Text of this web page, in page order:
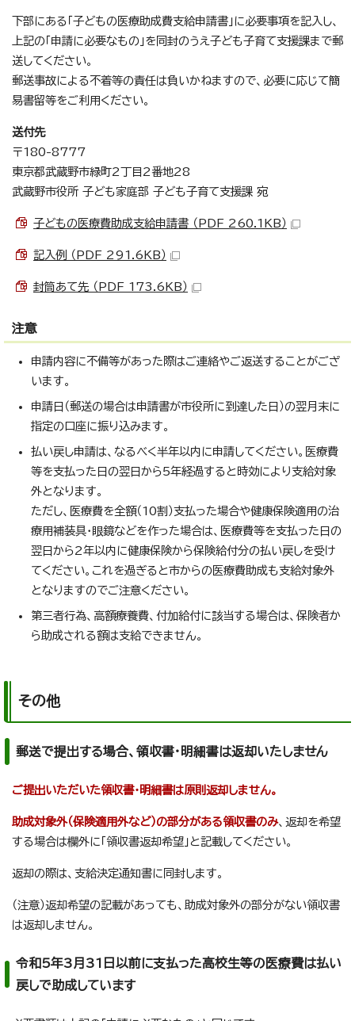
下部にある「子どもの医療助成費支給申請書」に必要事項を記入し、
上記の「申請に必要なもの」を同封のうえ子ども子育て支援課まで郵
送してください。
郵送事故による不着等の責任は負いかねますので、必要に応じて簡
易書留等をご利用ください。
送付先
〒180-8777
東京都武蔵野市緑町2丁目2番地28
武蔵野市役所 子ども家庭部 子ども子育て支援課 宛
子どもの医療費助成支給申請書 （PDF 260.1KB）
記入例 （PDF 291.6KB）
封筒あて先 （PDF 173.6KB）
注意
申請内容に不備等があった際はご連絡やご返送することがござ
います。
申請日（郵送の場合は申請書が市役所に到達した日）の翌月末に
指定の口座に振り込みます。
払い戻し申請は、なるべく半年以内に申請してください。医療費
等を支払った日の翌日から5年経過すると時効により支給対象
外となります。
ただし、医療費を全額（10割）支払った場合や健康保険適用の治
療用補装具・眼鏡などを作った場合は、医療費等を支払った日の
翌日から2年以内に健康保険から保険給付分の払い戻しを受け
てください。これを過ぎると市からの医療費助成も支給対象外
となりますのでご注意ください。
第三者行為、高額療養費、付加給付に該当する場合は、保険者か
ら助成される額は支給できません。
その他
郵送で提出する場合、領収書・明細書は返却いたしません
ご提出いただいた領収書・明細書は原則返却しません。
助成対象外（保険適用外など）の部分がある領収書のみ、返却を希望
する場合は欄外に「領収書返却希望」と記載してください。
返却の際は、支給決定通知書に同封します。
（注意）返却希望の記載があっても、助成対象外の部分がない領収書
は返却しません。
令和5年3月31日以前に支払った高校生等の医療費は払い
戻しで助成しています